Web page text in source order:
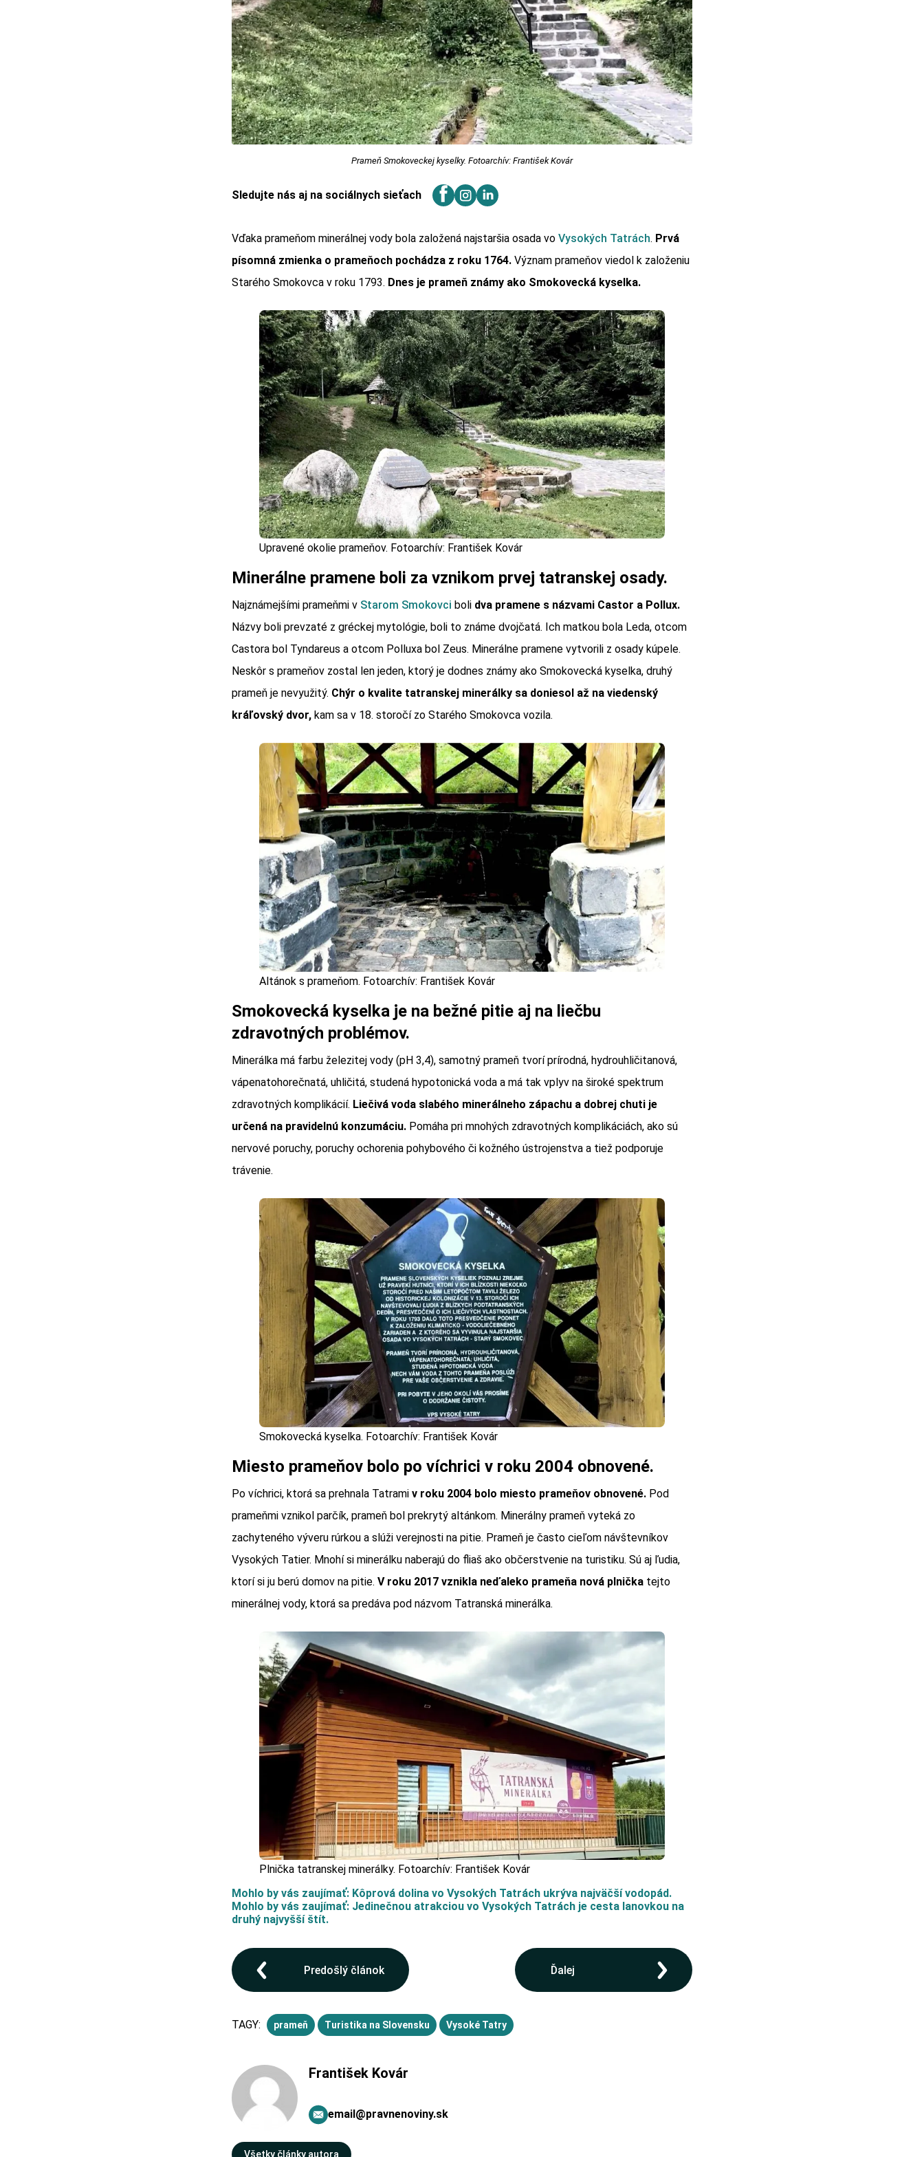
Prameň Smokoveckej kyselky. Fotoarchív: František Kovár
Sledujte nás aj na sociálnych sieťach
Vďaka prameňom minerálnej vody bola založená najstaršia osada vo Vysokých Tatrách. Prvá
písomná zmienka o prameňoch pochádza z roku 1764. Význam prameňov viedol k založeniu
Starého Smokovca v roku 1793. Dnes je prameň známy ako Smokovecká kyselka.
Upravené okolie prameňov. Fotoarchív: František Kovár
Minerálne pramene boli za vznikom prvej tatranskej osady.
Najznámejšími prameňmi v Starom Smokovci boli dva pramene s názvami Castor a Pollux.
Názvy boli prevzaté z gréckej mytológie, boli to známe dvojčatá. Ich matkou bola Leda, otcom
Castora bol Tyndareus a otcom Polluxa bol Zeus. Minerálne pramene vytvorili z osady kúpele.
Neskôr s prameňov zostal len jeden, ktorý je dodnes známy ako Smokovecká kyselka, druhý
prameň je nevyužitý. Chýr o kvalite tatranskej minerálky sa doniesol až na viedenský
kráľovský dvor, kam sa v 18. storočí zo Starého Smokovca vozila.
Altánok s prameňom. Fotoarchív: František Kovár
Smokovecká kyselka je na bežné pitie aj na liečbu
zdravotných problémov.
Minerálka má farbu železitej vody (pH 3,4), samotný prameň tvorí prírodná, hydrouhličitanová,
vápenatohorečnatá, uhličitá, studená hypotonická voda a má tak vplyv na široké spektrum
zdravotných komplikácií. Liečivá voda slabého minerálneho zápachu a dobrej chuti je
určená na pravidelnú konzumáciu. Pomáha pri mnohých zdravotných komplikáciách, ako sú
nervové poruchy, poruchy ochorenia pohybového či kožného ústrojenstva a tiež podporuje
trávenie.
Smokovecká kyselka. Fotoarchív: František Kovár
Miesto prameňov bolo po víchrici v roku 2004 obnovené.
Po víchrici, ktorá sa prehnala Tatrami v roku 2004 bolo miesto prameňov obnovené. Pod
prameňmi vznikol parčík, prameň bol prekrytý altánkom. Minerálny prameň vyteká zo
zachyteného výveru rúrkou a slúži verejnosti na pitie. Prameň je často cieľom návštevníkov
Vysokých Tatier. Mnohí si minerálku naberajú do fliaš ako občerstvenie na turistiku. Sú aj ľudia,
ktorí si ju berú domov na pitie. V roku 2017 vznikla neďaleko prameňa nová plnička tejto
minerálnej vody, ktorá sa predáva pod názvom Tatranská minerálka.
Plnička tatranskej minerálky. Fotoarchív: František Kovár
Mohlo by vás zaujímať: Kôprová dolina vo Vysokých Tatrách ukrýva najväčší vodopád.
Mohlo by vás zaujímať: Jedinečnou atrakciou vo Vysokých Tatrách je cesta lanovkou na
druhý najvyšší štít.
Predošlý článok Ďalej
TAGY: prameň Turistika na Slovensku Vysoké Tatry
František Kovár
email@pravnenoviny.sk
Všetky články autora